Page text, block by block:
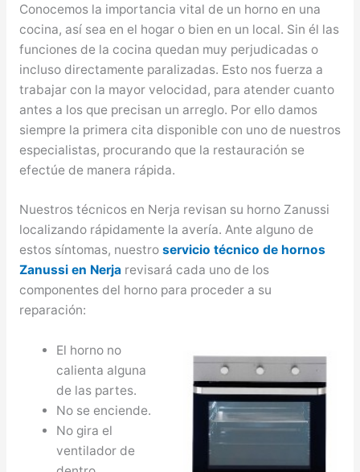
Conocemos la importancia vital de un horno en una
cocina, así sea en el hogar o bien en un local. Sin él las
funciones de la cocina quedan muy perjudicadas o
incluso directamente paralizadas. Esto nos fuerza a
trabajar con la mayor velocidad, para atender cuanto
antes a los que precisan un arreglo. Por ello damos
siempre la primera cita disponible con uno de nuestros
especialistas, procurando que la restauración se
efectúe de manera rápida.
Nuestros técnicos en Nerja revisan su horno Zanussi
localizando rápidamente la avería. Ante alguno de
estos síntomas, nuestro servicio técnico de hornos
Zanussi en Nerjarevisará cada uno de los
componentes del horno para proceder a su
reparación:
El horno no
calienta alguna
de las partes.
No se enciende.
No gira el
ventilador de